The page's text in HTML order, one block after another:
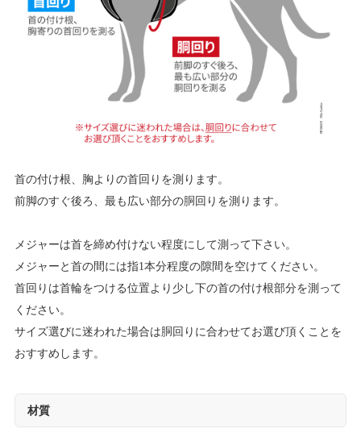
首の付け根、胸よりの首回りを測ります。
前脚のすぐ後ろ、最も広い部分の胴回りを測ります。
メジャーは首を締め付けない程度にして測って下さい。
メジャーと首の間には指1本分程度の隙間を空けてください。
首回りは首輪をつける位置より少し下の首の付け根部分を測って
ください。
サイズ選びに迷われた場合は胴回りに合わせてお選び頂くことを
おすすめします。
材質